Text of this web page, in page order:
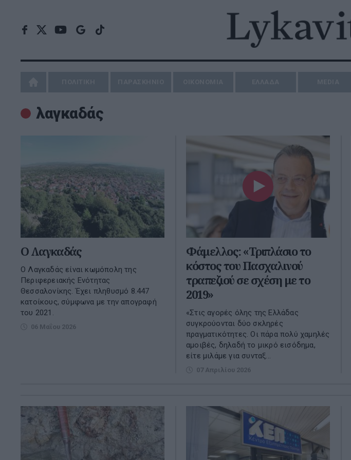
λαγκαδάς
O Λαγκαδάς
Ο Λαγκαδάς είναι κωμόπολη της
Περιφερειακής Ενότητας
Θεσσαλονίκης. Έχει πληθυσμό 8.447
κατοίκους, σύμφωνα με την απογραφή
του 2021.
06 Μαΐου 2026
Φάμελλος: «Τριπλάσιο το
κόστος του Πασχαλινού
τραπεζιού σε σχέση με το
2019»
«Στις αγορές όλης της Ελλάδας
συγκρούονται δύο σκληρές
πραγματικότητες. Οι πάρα πολύ χαμηλές
αμοιβές, δηλαδή το μικρό εισόδημα,
είτε μιλάμε για συνταξ...
07 Απριλίου 2026